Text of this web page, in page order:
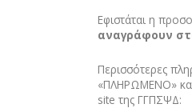
Eφιστάται η
αναγράφουν
Περισσότερες
«ΠΛΗΡΩΜΕΝΟ»
site της ΓΓΠΣΨΔ: